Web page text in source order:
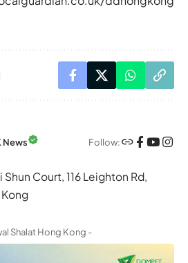
News Follow:
Court, 116 Leighton Rd,
Shalat Hong Kong -